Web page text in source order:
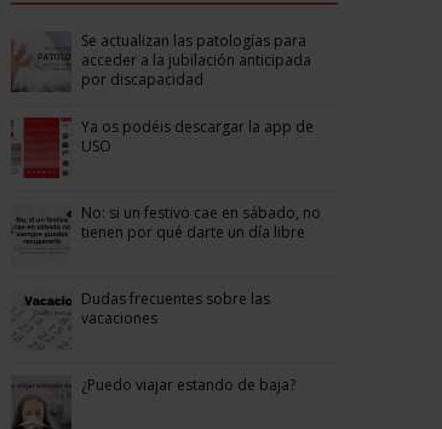
Se actualizan las patologías para
acceder a la jubilación anticipada
por discapacidad
Ya os podéis descargar la app de
USO
No: si un festivo cae en sábado, no
tienen por qué darte un día libre
Dudas frecuentes sobre las
vacaciones
¿Puedo viajar estando de baja?